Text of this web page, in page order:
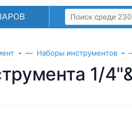
Наборы инструментов
1/